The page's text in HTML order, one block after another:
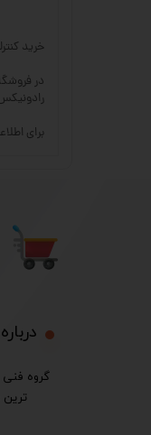
خرید
برای اطلاعات
ترین